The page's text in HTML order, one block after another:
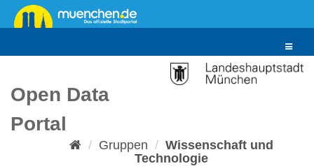
Überspringen
zum
Toggle
Open Data
Portal
Gruppen
Wissenschaft und
Technologie